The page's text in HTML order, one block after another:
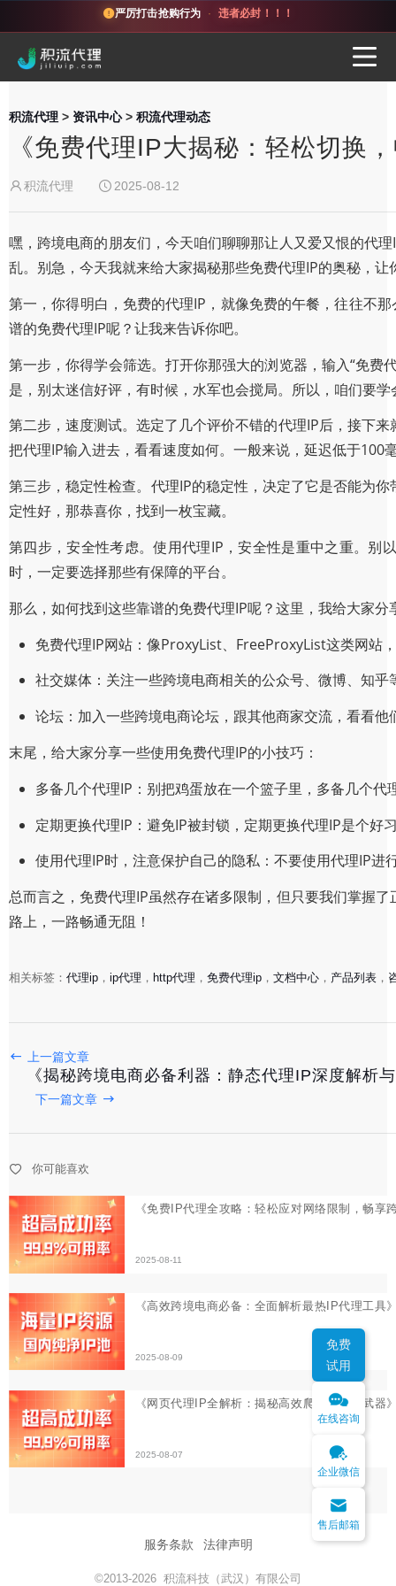
严厉打击抢购行为 · 违者必封！！！
积流代理 > 资讯中心> 积流代理动态
《免费代理IP大揭秘：轻松切换
积流代理 2025-08-12
嘿，跨境电商的朋友们，今天咱们聊聊那让人又爱又恨的代
乱。别急，今天我就来给大家揭秘那些免费代理IP的奥秘，
第一，你得明白，免费的代理IP，就像免费的午餐，往往不
谱的免费代理IP呢？让我来告诉你吧。
第一步，你得学会筛选。打开你那强大的浏览器，输入“免
是，别太迷信好评，有时候，水军也会搅局。所以，咱们要
第二步，速度测试。选定了几个评价不错的代理IP后，接下
把代理IP输入进去，看看速度如何。一般来说，延迟低于100
第三步，稳定性检查。代理IP的稳定性，决定了它是否能为
定性好，那恭喜你，找到一枚宝藏。
第四步，安全性考虑。使用代理IP，安全性是重中之重。别
时，一定要选择那些有保障的平台。
那么，如何找到这些靠谱的免费代理IP呢？这里，我给大家分
免费代理IP网站：像ProxyList、FreeProxyList这类网站
社交媒体：关注一些跨境电商相关的公众号、微博、知
论坛：加入一些跨境电商论坛，跟其他商家交流，看看他
末尾，给大家分享一些使用免费代理IP的小技巧：
多备几个代理IP：别把鸡蛋放在一个篮子里，多备几个代
定期更换代理IP：避免IP被封锁，定期更换代理IP是个好
使用代理IP时，注意保护自己的隐私：不要使用代理IP进
总而言之，免费代理IP虽然存在诸多限制，但只要我们掌握
路上，一路畅通无阻！
相关标签： 代理ip ， ip代理 ， http代理 ， 免费代理ip ， 文档中心 ， 产品列表 ，
上一篇文章
《揭秘跨境电商必备利器：静态代理IP深度解析
下一篇文章
你可能喜欢
《免费IP代理全攻略：轻松应对网络限制，畅享跨境购物
2025-08-09
2025-08-07
服务条款 法律声明
©2013-2026 积流科技（武汉）有限公司
免费
试用
在线咨询
企业微信
售后邮箱